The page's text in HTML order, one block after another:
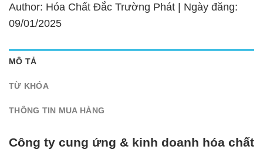
Author: Hóa Chất Đắc Trường Phát | Ngày đăng:
09/01/2025
MÔ TẢ
TỪ KHÓA
THÔNG TIN MUA HÀNG
Công ty cung ứng & kinh doanh hóa chất